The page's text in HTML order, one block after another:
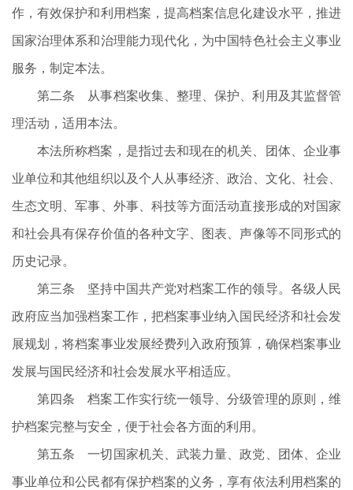
作，有效保护和利用档案，提高档案信息化建设水平，推进
国家治理体系和治理能力现代化，为中国特色社会主义事业
服务，制定本法。
第二条 从事档案收集、整理、保护、利用及其监督管
理活动，适用本法。
本法所称档案，是指过去和现在的机关、团体、企业事
业单位和其他组织以及个人从事经济、政治、文化、社会、
生态文明、军事、外事、科技等方面活动直接形成的对国家
和社会具有保存价值的各种文字、图表、声像等不同形式的
历史记录。
第三条 坚持中国共产党对档案工作的领导。各级人民
政府应当加强档案工作，把档案事业纳入国民经济和社会发
展规划，将档案事业发展经费列入政府预算，确保档案事业
发展与国民经济和社会发展水平相适应。
第四条 档案工作实行统一领导、分级管理的原则，维
护档案完整与安全，便于社会各方面的利用。
第五条 一切国家机关、武装力量、政党、团体、企业
事业单位和公民都有保护档案的义务，享有依法利用档案的